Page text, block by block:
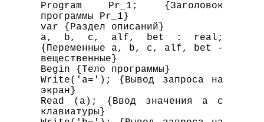
Program Pr_1; {Заголовок
программы Pr_1}
var {Раздел описаний}
a, b, c, alf, bet : real;
{Переменные a, b, c, alf, bet -
вещественные}
Begin {Тело программы}
Write('a='); {Вывод запроса на
экран}
Read (a); {Ввод значения a с
клавиатуры}